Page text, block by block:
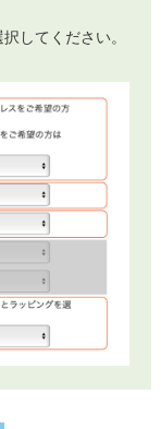
択してください。